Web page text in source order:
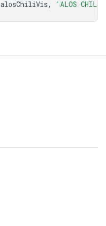
alosChiliVis, 'ALOS CHILI'